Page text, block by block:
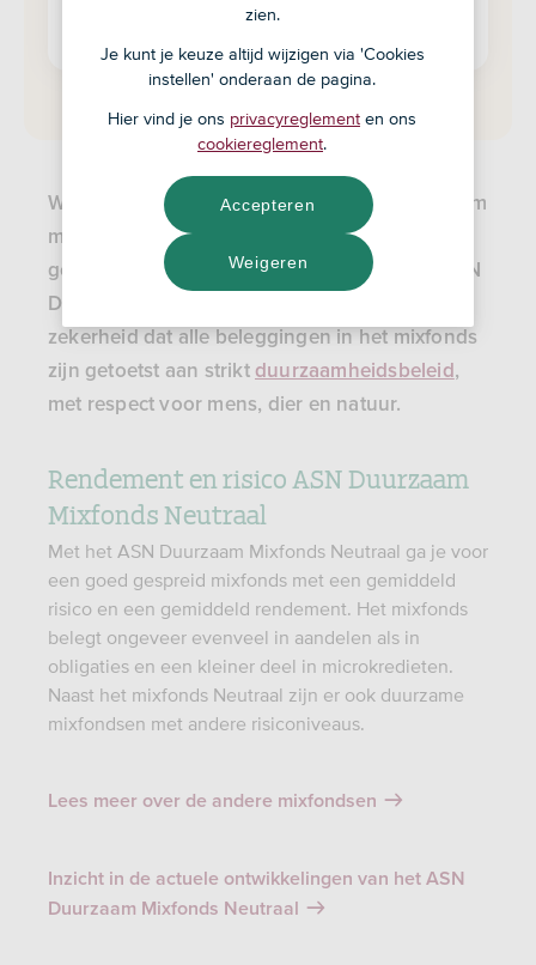
Fondsdocumenten
Wil je beleggen in een goed gespreid duurzaam
mixfonds met een gemiddeld risico en
gemiddeld rendement? Overweeg dan het ASN
Duurzaam Mixfonds Neutraal. Je hebt de
zekerheid dat alle beleggingen in het mixfonds
zijn getoetst aan strikt duurzaamheidsbeleid ,
met respect voor mens, dier en natuur.
Rendement en risico ASN Duurzaam
Mixfonds Neutraal
Met het ASN Duurzaam Mixfonds Neutraal ga je voor
een goed gespreid mixfonds met een gemiddeld
risico en een gemiddeld rendement. Het mixfonds
belegt ongeveer evenveel in aandelen als in
obligaties en een kleiner deel in microkredieten.
Naast het mixfonds Neutraal zijn er ook duurzame
mixfondsen met andere risiconiveaus.
Lees meer over de andere mixfondsen
Inzicht in de actuele ontwikkelingen van het ASN
Duurzaam Mixfonds Neutraal
zien.
Je kunt je keuze altijd wijzigen via 'Cookies
instellen' onderaan de pagina.
Hier vind je ons privacyreglement en ons
cookiereglement.
Weigeren
Accepteren